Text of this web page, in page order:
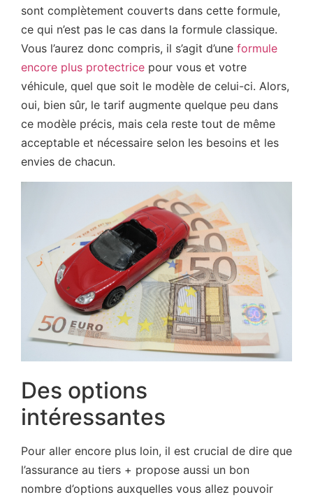
sont complètement couverts dans cette formule,
ce qui n’est pas le cas dans la formule classique.
Vous l’aurez donc compris, il s’agit d’une formule
encore plus protectrice pour vous et votre
véhicule, quel que soit le modèle de celui-ci. Alors,
oui, bien sûr, le tarif augmente quelque peu dans
ce modèle précis, mais cela reste tout de même
acceptable et nécessaire selon les besoins et les
envies de chacun.
Des options
intéressantes
Pour aller encore plus loin, il est crucial de dire que
l’assurance au tiers + propose aussi un bon
nombre d’options auxquelles vous allez pouvoir